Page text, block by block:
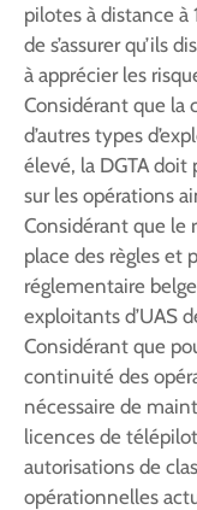
pilotes à distance à
de s’assurer qu’ils
à apprécier les
Considérant que la
d’autres types
élevé, la DGTA
sur les opérations
Considérant que le
place des règles et
réglementaire
exploitants d’UAS
Considérant que
continuité des
nécessaire de
licences de
autorisations de
opérationnelles